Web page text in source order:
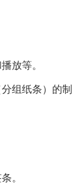
放等。
组纸条）的制
。